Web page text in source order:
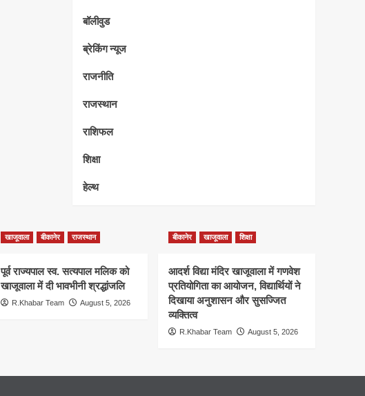
बॉलीवुड
ब्रेकिंग न्यूज
राजनीति
राजस्थान
राशिफल
शिक्षा
हेल्थ
खाजूवाला बीकानेर राजस्थान
पूर्व राज्यपाल स्व. सत्यपाल मलिक को
खाजूवाला में दी भावभीनी श्रद्धांजलि
R.Khabar Team August 5, 2026
बीकानेर खाजूवाला शिक्षा
आदर्श विद्या मंदिर खाजूवाला में गणवेश
प्रतियोगिता का आयोजन, विद्यार्थियों ने
दिखाया अनुशासन और सुसज्जित
व्यक्तित्व
R.Khabar Team August 5, 2026